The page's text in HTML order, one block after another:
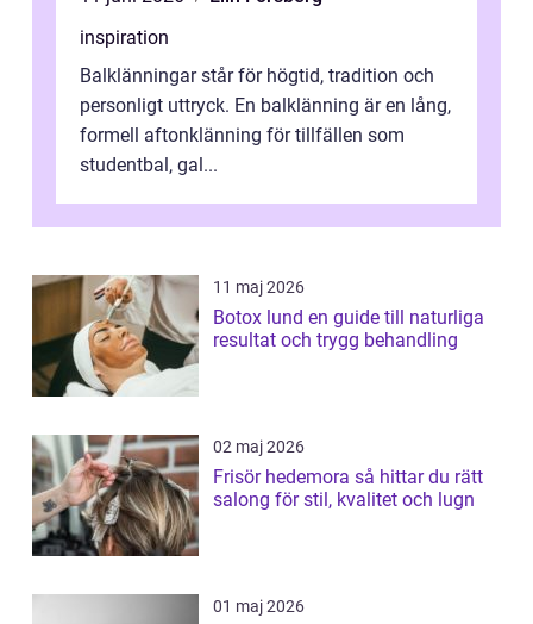
inspiration
Balklänningar står för högtid, tradition och
personligt uttryck. En balklänning är en lång,
formell aftonklänning för tillfällen som
studentbal, gal...
11 maj 2026
Botox lund en guide till naturliga
resultat och trygg behandling
02 maj 2026
Frisör hedemora så hittar du rätt
salong för stil, kvalitet och lugn
01 maj 2026